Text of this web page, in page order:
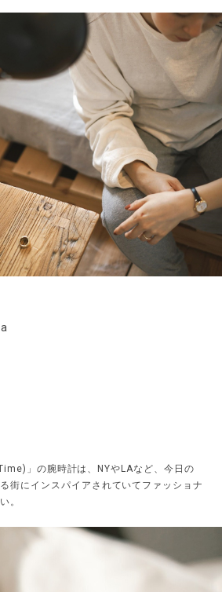
」の腕時計は、NYやLAなど、今日の
街にインスパイアされていてファッショナ
。